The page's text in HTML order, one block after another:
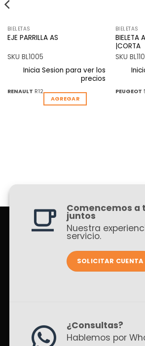
BIELETAS
EJE PARRILLA AS
SKU BL1005
Inicia Sesion para ver los
precios
RENAULT R12
AGREGAR
BIELETAS
BIELETA
|CORTA
SKU
PEUGEOT
Comencemos a
juntos
Nuestra
servicio.
SOLICITAR CUENTA
¿Consultas?
Hablemos por